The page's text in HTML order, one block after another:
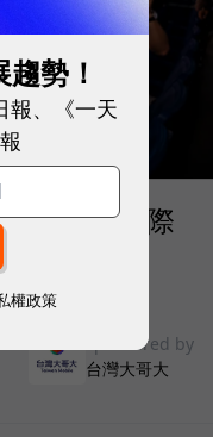
國際
代的好網
sponsored by
台灣大哥大
勢！
報、《一天
權政策